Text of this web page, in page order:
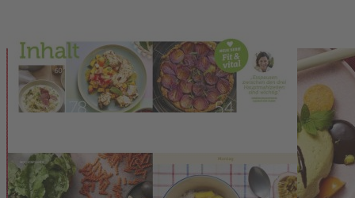
Zur Wunschliste hinzufügen
Sofort lieferbar
Genial gezaubert
Beeindruckendes aus nur einer Pfanne
Süß belohnt
Kuchen und Desserts mit Mango und Orange